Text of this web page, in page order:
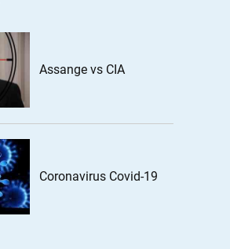
Assange vs CIA
Coronavirus Covid-19